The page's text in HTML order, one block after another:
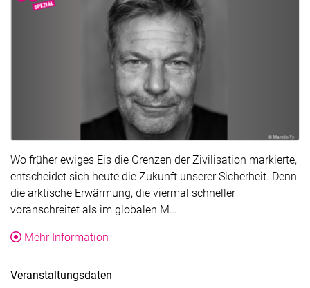
Wo früher ewiges Eis die Grenzen der Zivilisation markierte,
entscheidet sich heute die Zukunft unserer Sicherheit. Denn
die arktische Erwärmung, die viermal schneller
voranschreitet als im globalen M…
Mehr Information
Veranstaltungsdaten